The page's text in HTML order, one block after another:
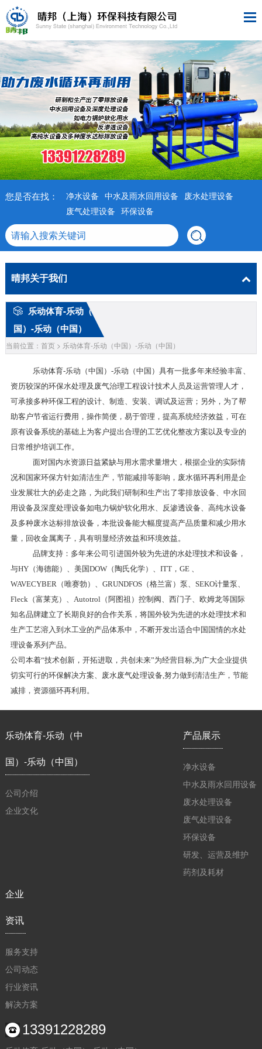
您是否在找： 净水设备 中水及雨水回用设备
废水处理设备
废气处理设备
环保设备
晴邦关于我们
乐动体育-乐动（中
国）-乐动（中国）
当前位置：首页 > 乐动体育-乐动（中国）-乐动（中国）
乐动体育-乐动（中国）-乐动（中国）具有一批多年来经验丰富、
资历较深的环保水处理及废气治理工程设计技术人员及运营管理人才，
可承接多种环保工程的设计、制造、安装、调试及运营；另外，为了帮
助客户节省运行费用，操作简便，易于管理，提高系统经济效益，可在
原有设备系统的基础上为客户提出合理的工艺优化整改方案以及专业的
日常维护培训工作。
面对国内水资源日益紧缺与用水需求量增大，根据企业的实际情
况和国家环保方针如清洁生产，节能减排等影响，废水循环再利用是企
业发展壮大的必走之路，为此我们研制和生产出了零排放设备、中水回
用设备及深度处理设备如电力锅炉软化用水、反渗透设备、高纯水设备
及多种废水达标排放设备，本批设备能大幅度提高产品质量和减少用水
量，回收金属离子，具有明显经济效益和环境效益。
品牌支持：多年来公司引进国外较为先进的水处理技术和设备，
与HY（海德能）、美国DOW（陶氏化学）、ITT，GE 、
WAVECYBER（唯赛勃）、GRUNDFOS（格兰富）泵、SEKO计量泵、
Fleck（富莱克）、Autotrol（阿图祖）控制阀、西门子、欧姆龙等国际
知名品牌建立了长期良好的合作关系，将国外较为先进的水处理技术和
生产工艺溶入到水工业的产品体系中，不断开发出适合中国国情的水处
理设备系列产品。
公司本着“技术创新，开拓进取，共创未来”为经营目标,为广大企业提供
切实可行的环保解决方案、废水废气处理设备,努力做到清洁生产，节能
减排，资源循环再利用。
乐动体育-乐动（中
国）-乐动（中国）
公司介绍
企业文化
产品展示
净水设备
中水及雨水回用设备
废水处理设备
废气处理设备
环保设备
研发、运营及维护
药剂及耗材
企业
资讯
服务支持
公司动态
行业资讯
解决方案
13391228289